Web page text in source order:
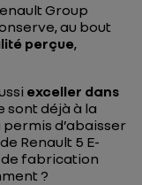
Group
au bout
perçue,
exceller dans
sont déjà à la
d’abaisser
Renault 5 E-
de fabrication
?